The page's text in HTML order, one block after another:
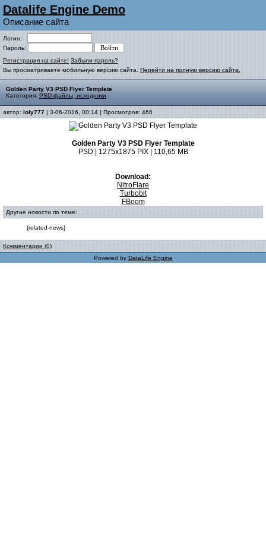
Datalife Engine Demo
Описание сайта
Логин:
Пароль:
Регистрация на сайте! Забыли пароль?
Вы просматриваете мобильную версию сайта. Перейти на полную версию сайта.
Golden Party V3 PSD Flyer Template
Категория: PSD-файлы, исходники
автор: loly777 | 3-06-2016, 00:14 | Просмотров: 466
Golden Party V3 PSD Flyer Template
PSD | 1275x1875 PIX | 110,65 MB
Download:
NitroFlare
Turbobit
FBoom
Другие новости по теме:
{related-news}
Комментарии (0)
Powered by DataLife Engine